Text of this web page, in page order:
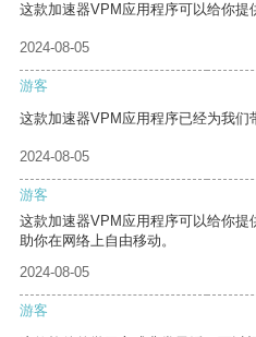
这款加速器VPM应用程序可以给你提
2024-08-05
游客
这款加速器VPM应用程序已经为我们
2024-08-05
游客
这款加速器VPM应用程序可以给你
助你在网络上自由移动。
2024-08-05
游客